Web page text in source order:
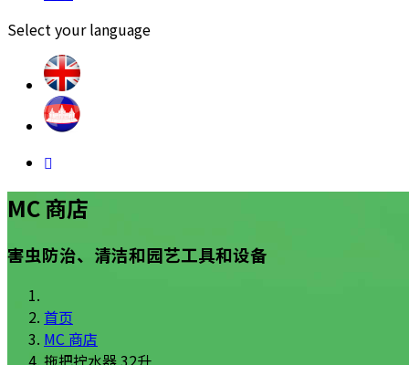
Select your language
MC 商店
害虫防治、清洁和园艺工具和设备
首页
MC 商店
拖把拧水器 32升